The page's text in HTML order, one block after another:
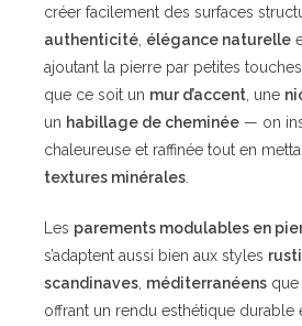
créer facilement des surfaces
authenticité élégance naturelle
ajoutant la pierre par petites
que ce soit un mur d’accent , une
un habillage de cheminée — on
chaleureuse et raffinée tout en
textures minérales
Les parements modulables en
s’adaptent aussi bien aux styles
scandinaves méditerranéens que
offrant un rendu esthétique durable